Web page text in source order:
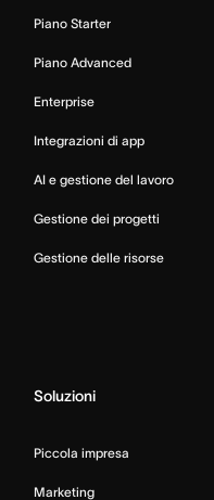
Piano Starter
Piano Advanced
Enterprise
Integrazioni di app
AI e gestione del lavoro
Gestione dei progetti
Gestione delle risorse
Soluzioni
Piccola impresa
Marketing